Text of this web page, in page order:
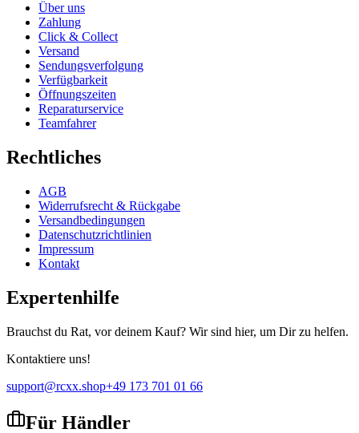
Über uns
Zahlung
Click & Collect
Versand
Sendungsverfolgung
Verfügbarkeit
Öffnungszeiten
Reparaturservice
Teamfahrer
Rechtliches
AGB
Widerrufsrecht & Rückgabe
Versandbedingungen
Datenschutzrichtlinien
Impressum
Kontakt
Expertenhilfe
Brauchst du Rat, vor deinem Kauf? Wir sind hier, um Dir zu helfen.
Kontaktiere uns!
support@rcxx.shop+49 173 701 01 66
Für Händler